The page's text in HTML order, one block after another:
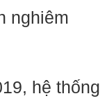
nghiêm
hệ thống